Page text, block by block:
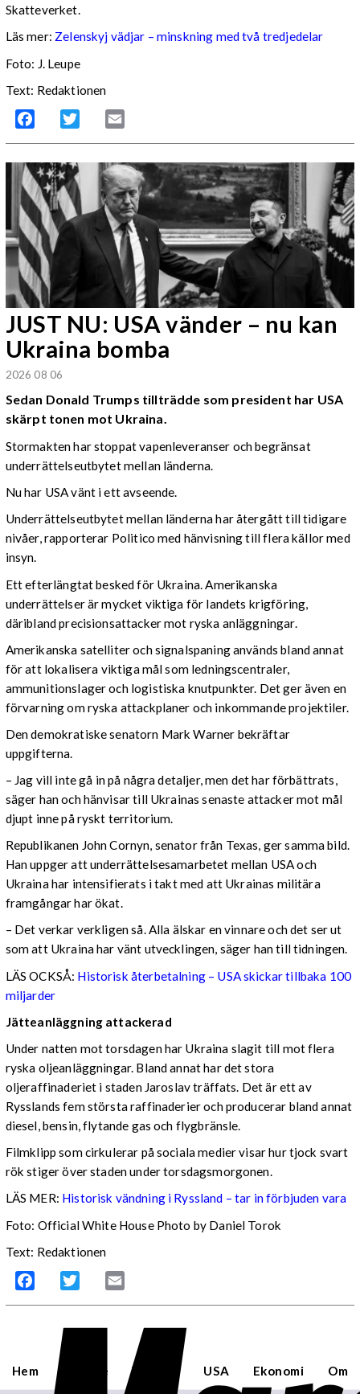
Skatteverket.
Läs mer: Zelenskyj vädjar – minskning med två tredjedelar
Foto: J. Leupe
Text: Redaktionen
Facebook Twitter
JUST NU: USA vänder – nu kan
Ukraina bomba
2026 08 06
Sedan Donald Trumps tillträdde som president har USA
skärpt tonen mot Ukraina.
Stormakten har stoppat vapenleveranser och begränsat
underrättelseutbytet mellan länderna.
Nu har USA vänt i ett avseende.
Underrättelseutbytet mellan länderna har återgått till tidigare
nivåer, rapporterar Politico med hänvisning till flera källor med
insyn.
Ett efterlängtat besked för Ukraina. Amerikanska
underrättelser är mycket viktiga för landets krigföring,
däribland precisionsattacker mot ryska anläggningar.
Amerikanska satelliter och signalspaning används bland annat
för att lokalisera viktiga mål som ledningscentraler,
ammunitionslager och logistiska knutpunkter. Det ger även en
förvarning om ryska attackplaner och inkommande projektiler.
Den demokratiske senatorn Mark Warner bekräftar
uppgifterna.
– Jag vill inte gå in på några detaljer, men det har förbättrats,
säger han och hänvisar till Ukrainas senaste attacker mot mål
djupt inne på ryskt territorium.
Republikanen John Cornyn, senator från Texas, ger samma bild.
Han uppger att underrättelsesamarbetet mellan USA och
Ukraina har intensifierats i takt med att Ukrainas militära
framgångar har ökat.
– Det verkar verkligen så. Alla älskar en vinnare och det ser ut
som att Ukraina har vänt utvecklingen, säger han till tidningen.
LÄS OCKSÅ: Historisk återbetalning – USA skickar tillbaka 100
miljarder
Jätteanläggning attackerad
Under natten mot torsdagen har Ukraina slagit till mot flera
ryska oljeanläggningar. Bland annat har det stora
oljeraffinaderiet i staden Jaroslav träffats. Det är ett av
Rysslands fem största raffinaderier och producerar bland annat
diesel, bensin, flytande gas och flygbränsle.
Filmklipp som cirkulerar på sociala medier visar hur tjock svart
rök stiger över staden under torsdagsmorgonen.
LÄS MER: Historisk vändning i Ryssland – tar in förbjuden vara
Foto: Official White House Photo by Daniel Torok
Text: Redaktionen
Facebook Twitter
Hem Sverige Världen USA Ekonomi Om